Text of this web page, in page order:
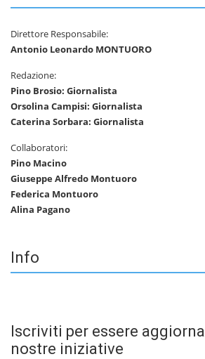
Direttore Responsabile:
Antonio Leonardo MONTUORO
Redazione:
Pino Brosio: Giornalista
Orsolina Campisi: Giornalista
Caterina Sorbara: Giornalista
Collaboratori:
Pino Macino
Giuseppe Alfredo Montuoro
Federica Montuoro
Alina Pagano
Info
Iscriviti per essere
nostre iniziative